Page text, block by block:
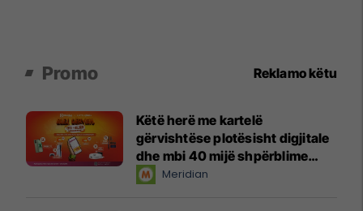
Promo Reklamo këtu
Këtë herë me kartelë
gërvishtëse plotësisht digjitale
dhe mbi 40 mijë shpërblime
instant!Meridian